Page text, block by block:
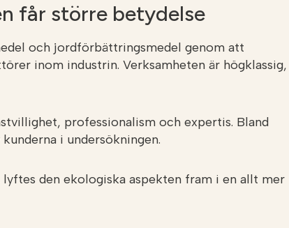
får större betydelse
och jordförbättringsmedel genom att
inom industrin. Verksamheten är högklassig,
professionalism och expertis. Bland
i undersökningen.
den ekologiska aspekten fram i en allt mer